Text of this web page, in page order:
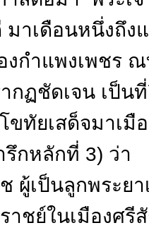
มาเดือนหนึ่งถึ
งกำแพงเพชร
กฏชัดเจน เป็น
ขทัยเสด็จมาเ
กหลักที่ 3) ว่า
ผู้เป็นลูกพระย
าชย์ในเมืองศ